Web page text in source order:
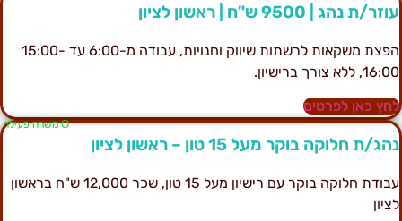
ת נהג | 9500 ש"ח | ראשון לציון
הפצת משקאות לרשתות שיווק וחנויות, עבודה מ-6:00 עד 15:00-
ללא צורך ברישיון.
כאן לפרטים
Ο משרה פעילה
ת חלוקה בוקר מעל 15 טון – ראשון לציון
עבודת חלוקה בוקר עם רישיון מעל 15 טון, שכר 12,000 ש"ח בראשון